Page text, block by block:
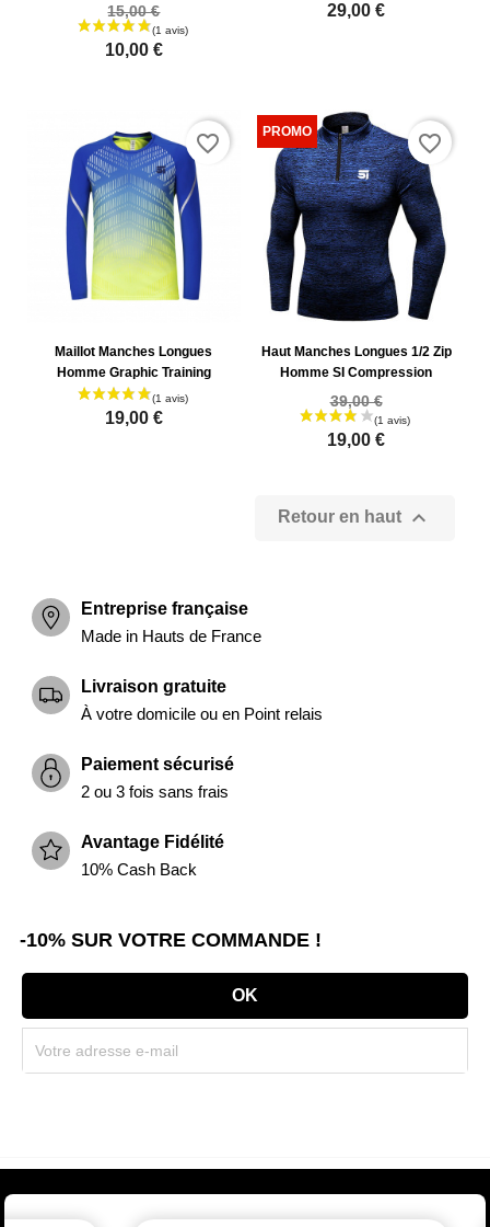
15,00 €
(1 avis)
10,00 €
29,00 €
Maillot Manches Longues
Homme Graphic Training
19,00 €
favorite_border
Haut Manches Longues 1/2 Zip
Homme SI Compression
39,00 €
19,00 €
favorite_border
Retour en haut 
Entreprise française
Made in Hauts de France
Livraison gratuite
À votre domicile ou en Point relais
Paiement sécurisé
2 ou 3 fois sans frais
Avantage Fidélité
10% Cash Back
-10% SUR VOTRE COMMANDE !